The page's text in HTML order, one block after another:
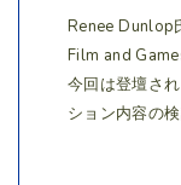
Renee Dunlop
Film and
今回は登壇さ
ション内容の